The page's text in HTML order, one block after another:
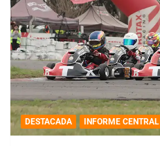
DESTACADA INFORME CENTRAL